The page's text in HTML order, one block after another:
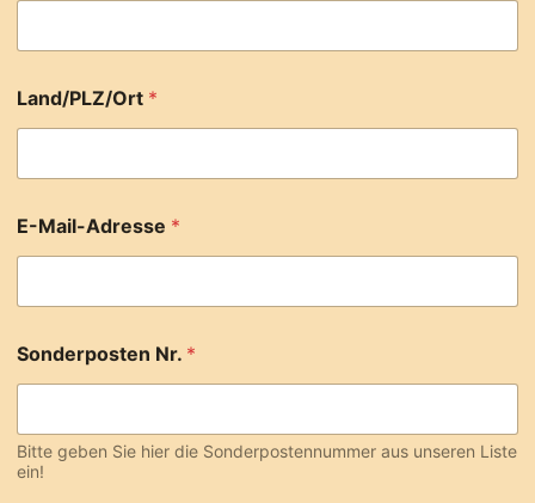
Land/PLZ/Ort *
E-Mail-Adresse *
Sonderposten Nr. *
Bitte geben Sie hier die Sonderpostennummer aus unseren Liste
ein!